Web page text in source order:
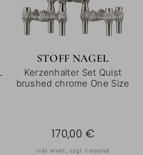
STOFF NAGEL
Kerzenhalter Set Quist
brushed chrome One Size
170,00 €
inkl. MwSt., zzgl.Versand